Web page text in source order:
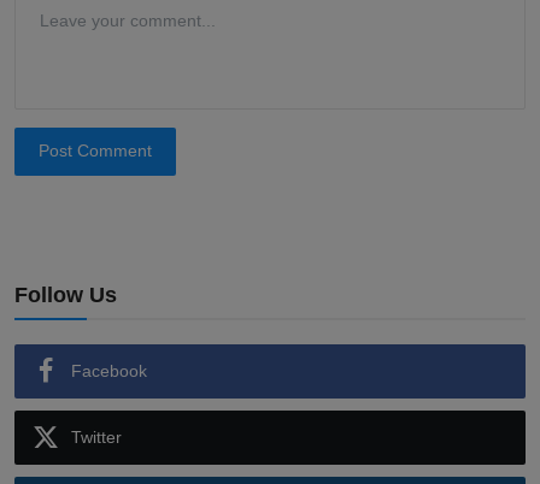
Post Comment
Follow Us
Facebook
Twitter